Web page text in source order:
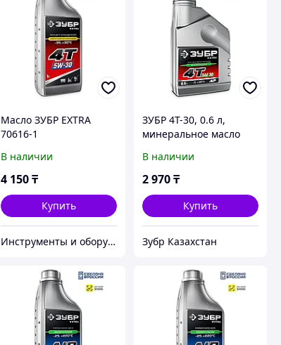
Масло ЗУБР EXTRA
70616-1
В наличии
4 150 ₸
Купить
Инструменты и оборудование StellarTrade
ЗУБР 4Т-30, 0.6 л,
минеральное масло
двигателей, EXTRA
(70617-06)
В наличии
2 970₸
Купить
Зубр Казахстан